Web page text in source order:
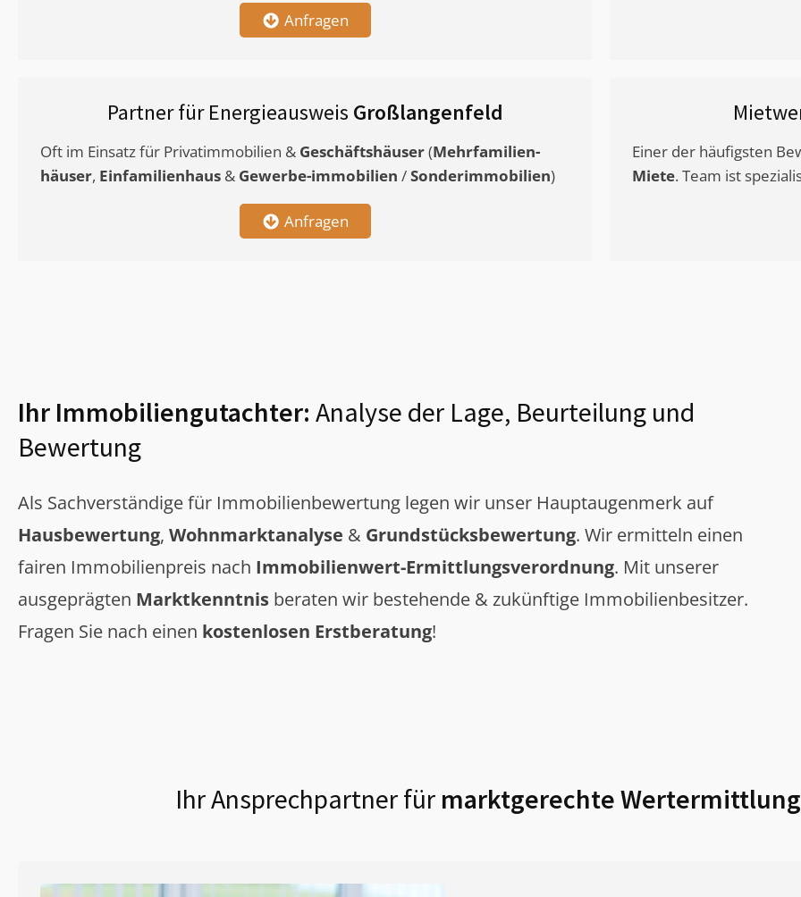
Anfragen
Partner für Energieausweis Großlangenfeld
Oft im Einsatz für Privatimmobilien & Geschäftshäuser(Mehrfamilien-
häuser, Einfamilienhaus & Gewerbe-immobilien /Sonderimmobilien)
Anfragen
Einer der häufigsten
Miete. Team ist
Ihr Immobiliengutachter: Analyse der Lage, Beurteilung und
Bewertung
Als Sachverständige für Immobilienbewertung legen wir unser Hauptaugenmerk auf
Hausbewertung, Wohnmarktanalyse & Grundstücksbewertung. Wir ermitteln einen
fairen Immobilienpreis nach Immobilienwert-Ermittlungsverordnung. Mit unserer
ausgeprägten Marktkenntnis beraten wir bestehende & zukünftige Immobilienbesitzer.
Fragen Sie nach einen kostenlosen Erstberatung!
Ihr Ansprechpartner fürmarktgerechte